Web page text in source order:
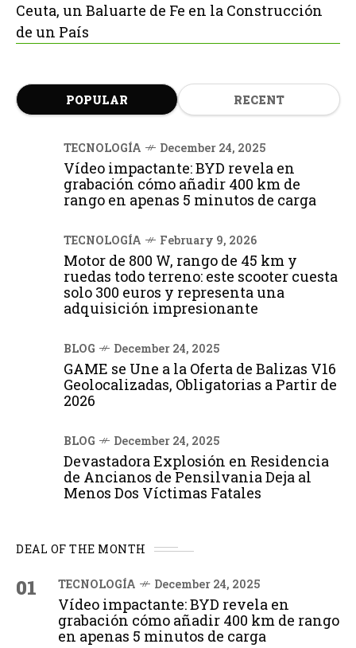
Ceuta, un Baluarte de Fe en la Construcción
de un País
POPULAR RECENT
TECNOLOGÍA December 24, 2025
Vídeo impactante: BYD revela en
grabación cómo añadir 400 km de
rango en apenas 5 minutos de carga
TECNOLOGÍA February 9, 2026
Motor de 800 W, rango de 45 km y
ruedas todo terreno: este scooter cuesta
solo 300 euros y representa una
adquisición impresionante
BLOG December 24, 2025
GAME se Une a la Oferta de Balizas V16
Geolocalizadas, Obligatorias a Partir de
2026
BLOG December 24, 2025
Devastadora Explosión en Residencia
de Ancianos de Pensilvania Deja al
Menos Dos Víctimas Fatales
DEAL OF THE MONTH
01 TECNOLOGÍA December 24, 2025
Vídeo impactante: BYD revela en
grabación cómo añadir 400 km de rango
en apenas 5 minutos de carga